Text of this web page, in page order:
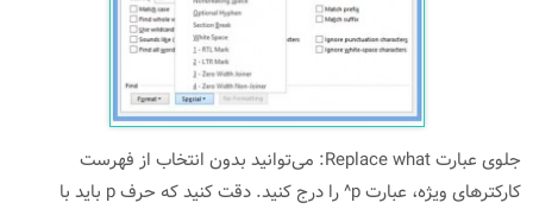
جلوی عبارت Replace what: می‌توانید بدون انتخاب از فهرست
کارکترهای ویژه، عبارت p^ را درج کنید. دقت کنید که حرف p باید با